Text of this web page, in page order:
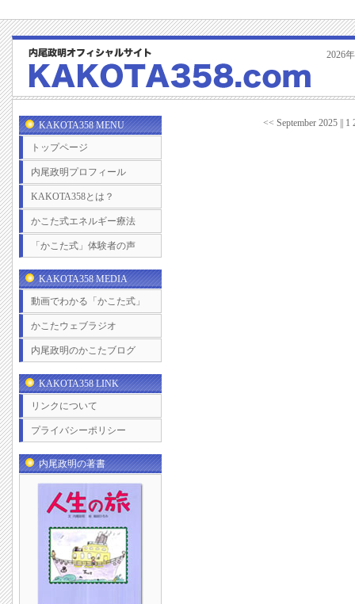
2026
<< September 2025 ||
KAKOTA358 MENU
トップページ
内尾政明プロフィール
KAKOTA358とは？
かこた式エネルギー療法
「かこた式」体験者の声
KAKOTA358 MEDIA
動画でわかる「かこた式」
かこたウェブラジオ
内尾政明のかこたブログ
KAKOTA358 LINK
リンクについて
プライバシーポリシー
内尾政明の著書